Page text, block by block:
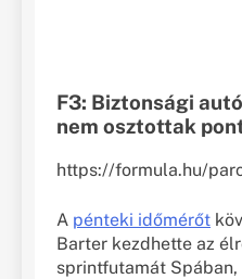
F3: Biztonsági
nem osztottak
https://formula.hu/
A pénteki időmérőt
Barter kezdhette az
sprintfutamát